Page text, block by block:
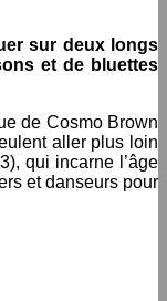
sur deux longs
et de bluettes
de Cosmo Brown
aller plus loin
qui incarne l’âge
et danseurs pour